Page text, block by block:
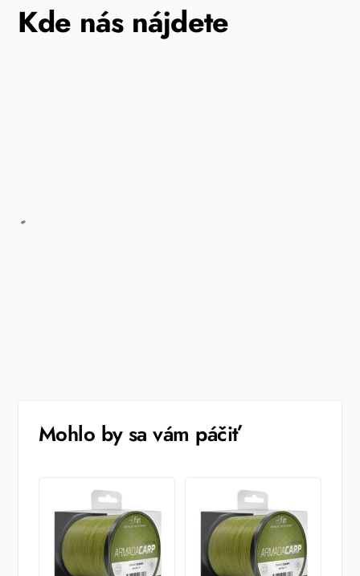
Kde nás nájdete
Mohlo by sa vám páčiť